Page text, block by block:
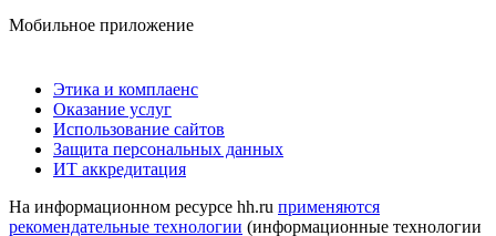
Мобильное приложение
Этика и комплаенс
Оказание услуг
Использование сайтов
Защита персональных данных
ИТ аккредитация
На информационном ресурсе hh.ru применяются
рекомендательные технологии (информационные технологии